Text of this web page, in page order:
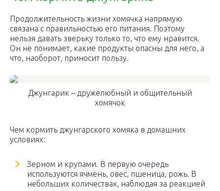
Продолжительность жизни хомячка напрямую
связана с правильностью его питания. Поэтому
нельзя давать зверьку только то, что ему нравится.
Он не понимает, какие продукты опасны для него, а
что, наоборот, приносит пользу.
Джунгарик – дружелюбный и общительный
хомячок
Чем кормить джунгарского хомяка в домашних
условиях:
Зерном и крупами. В первую очередь
используются ячмень, овес, пшеница, рожь. В
небольших количествах, наблюдая за реакцией